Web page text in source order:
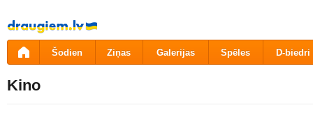
Pāriet
uz
saturu
Šodien Ziņas Galerijas Spēles D-biedri
Kino